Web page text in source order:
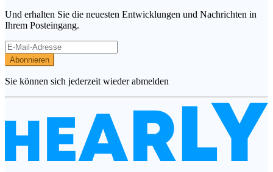
Und erhalten Sie die neuesten Entwicklungen und Nachrichten in
Ihrem Posteingang.
Abonnieren
Sie können sich jederzeit wieder abmelden